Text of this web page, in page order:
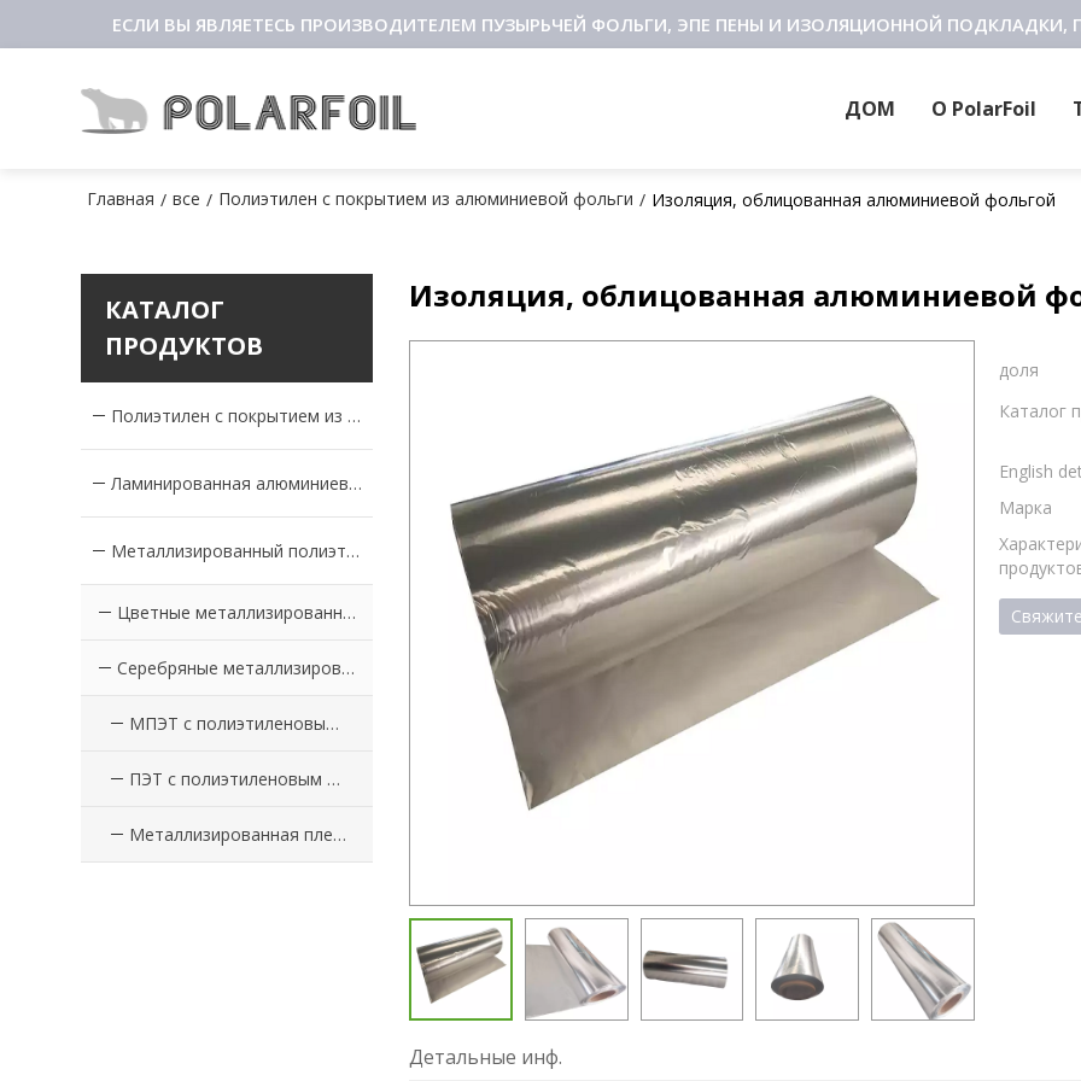
ЕСЛИ ВЫ ЯВЛЯЕТЕСЬ ПРОИЗВОДИТЕЛЕМ ПУЗЫРЬЧЕЙ ФОЛЬГИ, ЭПЕ ПЕНЫ И ИЗОЛЯЦИОННОЙ ПОДКЛАДКИ,
ДОМ О PolarFoil
Главная / все / Полиэтилен с покрытием из алюминиевой фольги / Изоляция, облицованная алюминиевой фольгой
КАТАЛОГ
ПРОДУКТОВ
Полиэтилен с покрытием из алюминиевой фольги
Ламинированная алюминиевая фольга
Металлизированный полиэтилен с покрытием из ПЭТ-пленки
Цветные металлизированные ПЭТ-пленки с покрытием из ПЭ
Серебряные металлизированные ПЭТ-пленки с покрытием PE
МПЭТ с полиэтиленовым покрытием
ПЭТ с полиэтиленовым покрытием
Металлизированная пленка с полиэтиленовым покрытием
Изоляция, облицованная алюминиевой
доля
Каталог
English
Марка
Детальные инф.